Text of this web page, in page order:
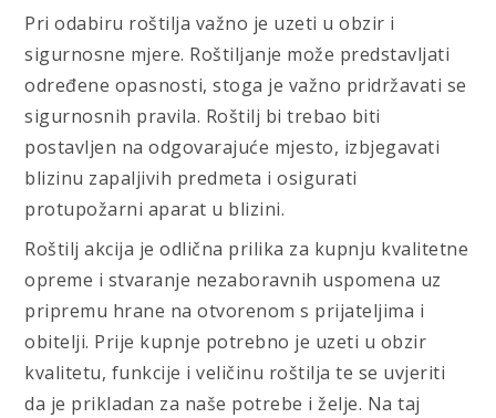
Pri odabiru roštilja važno je uzeti u obzir i
sigurnosne mjere. Roštiljanje može predstavljati
određene opasnosti, stoga je važno pridržavati se
sigurnosnih pravila. Roštilj bi trebao biti
postavljen na odgovarajuće mjesto, izbjegavati
blizinu zapaljivih predmeta i osigurati
protupožarni aparat u blizini.
Roštilj akcija je odlična prilika za kupnju kvalitetne
opreme i stvaranje nezaboravnih uspomena uz
pripremu hrane na otvorenom s prijateljima i
obitelji. Prije kupnje potrebno je uzeti u obzir
kvalitetu, funkcije i veličinu roštilja te se uvjeriti
da je prikladan za naše potrebe i želje. Na taj